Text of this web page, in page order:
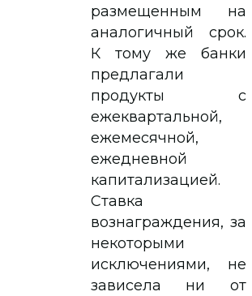
размещенным на
аналогичный срок.
К тому же банки
предлагали
продукты с
ежеквартальной,
ежемесячной,
ежедневной
капитализацией.
Ставка
вознаграждения, за
некоторыми
исключениями, не
зависела ни от